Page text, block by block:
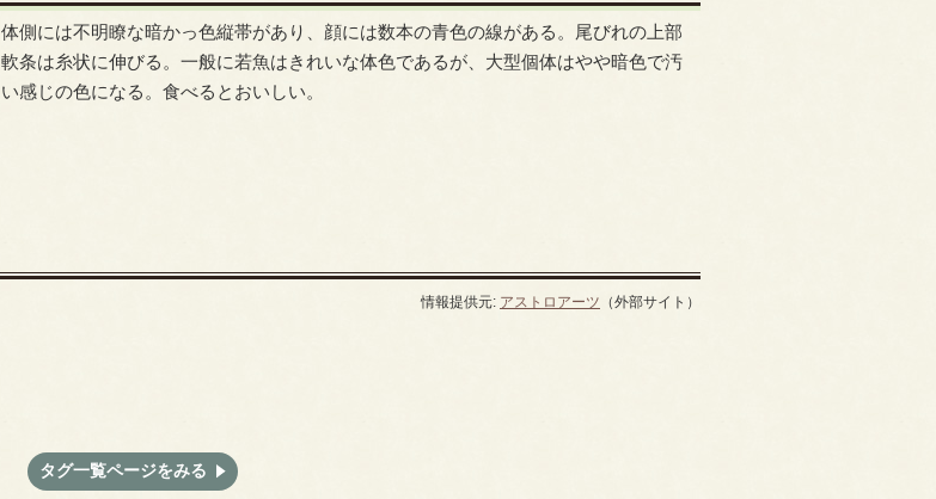
体側には不明瞭な暗かっ色縦帯があり、顔には数本の青色の線がある。尾びれの上部
軟条は糸状に伸びる。一般に若魚はきれいな体色であるが、大型個体はやや暗色で汚
い感じの色になる。食べるとおいしい。
情報提供元: アストロアーツ （外部サイト）
タグ一覧ページをみる